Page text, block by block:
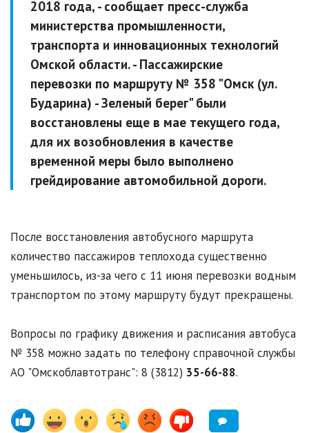
2018 года, - сообщает пресс-служба
министерства промышленности,
транспорта и инновационных технологий
Омской области. - Пассажирские
перевозки по маршруту № 358 "Омск (ул.
Бударина) - Зеленый берег" были
восстановлены еще в мае текущего года,
для их возобновления в качестве
временной меры было выполнено
грейдирование автомобильной дороги.
После восстановления автобусного маршрута
количество пассажиров теплохода существенно
уменьшилось, из-за чего с 11 июня перевозки водным
транспортом по этому маршруту будут прекращены.
Вопросы по графику движения и расписания автобуса
№ 358 можно задать по телефону справочной службы
АО "Омскоблавтотранс": 8 (3812) 35-66-88.